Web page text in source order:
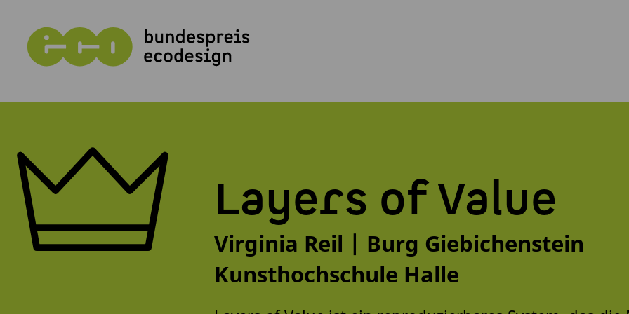
Layers of Value
Virginia Reil | Burg Giebichenstein
Kunsthochschule Halle